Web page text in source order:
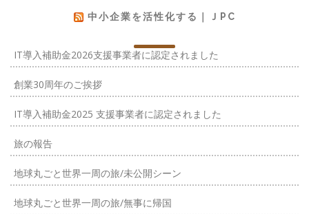
中小企業を活性化する｜ＪPC
IT導入補助金2026支援事業者に認定されました
創業30周年のご挨拶
IT導入補助金2025 支援事業者に認定されました
旅の報告
地球丸ごと世界一周の旅/未公開シーン
地球丸ごと世界一周の旅/無事に帰国